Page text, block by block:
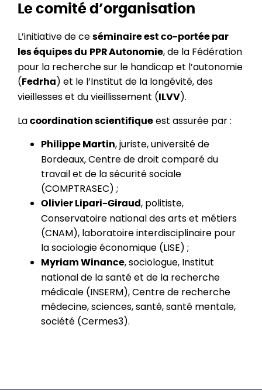
Le comité d’organisation
L’initiative de ce séminaire est co-portée par
les équipes du PPR Autonomie, de la Fédération
pour la recherche sur le handicap et l’autonomie
( Fedrha) et le l’Institut de la longévité, des
vieillesses et du vieillissement ( ILVV).
La coordination scientifique est assurée par :
Philippe Martin, juriste, université de
Bordeaux, Centre de droit comparé du
travail et de la sécurité sociale
(COMPTRASEC) ;
Olivier Lipari-Giraud, politiste,
Conservatoire national des arts et métiers
(CNAM), laboratoire interdisciplinaire pour
la sociologie économique (LISE) ;
Myriam Winance, sociologue, Institut
national de la santé et de la recherche
médicale (INSERM), Centre de recherche
médecine, sciences, santé, santé mentale,
société (Cermes3).